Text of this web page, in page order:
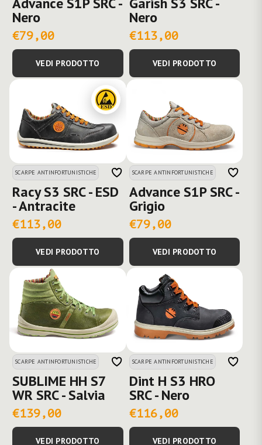
Nero
€79,00
VEDI PRODOTTO
Nero
€113,00
VEDI PRODOTTO
SCARPE ANTINFORTUNISTICHE
Racy S3 SRC - ESD
- Antracite
€113,00
VEDI PRODOTTO
SCARPE ANTINFORTUNISTICHE
Advance S1P SRC -
Grigio
€79,00
VEDI PRODOTTO
SCARPE ANTINFORTUNISTICHE
SUBLIME HH S7
WR SRC - Salvia
€139,00
VEDI PRODOTTO
SCARPE ANTINFORTUNISTICHE
Dint H S3 HRO
SRC - Nero
€116,00
VEDI PRODOTTO